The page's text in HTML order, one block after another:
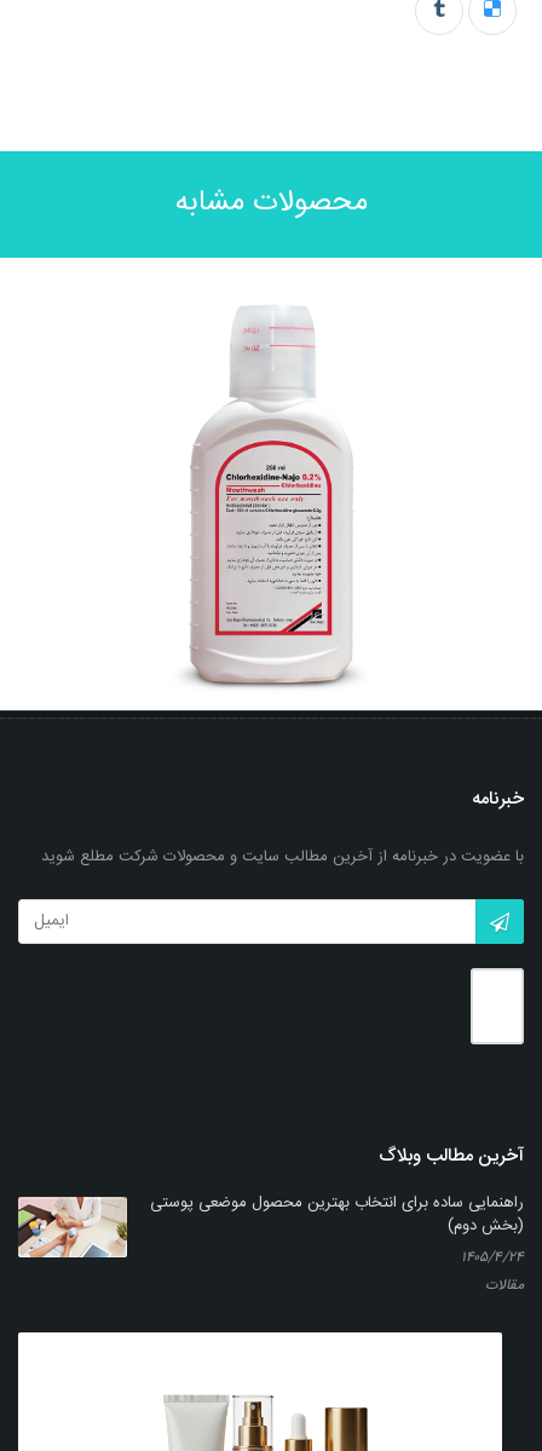
محصولات مشابه
محلول دهان شویه کلرهگزیدین- ناژو 0.2%
خبرنامه
با عضویت در خبرنامه از آخرین مطالب سایت و محصولات شرکت مطلع شوید
آخرین مطالب وبلاگ
راهنمایی ساده برای انتخاب بهترین محصول موضعی پوستی
(بخش دوم)
۱۴۰۵/۴/۲۴
مقالات